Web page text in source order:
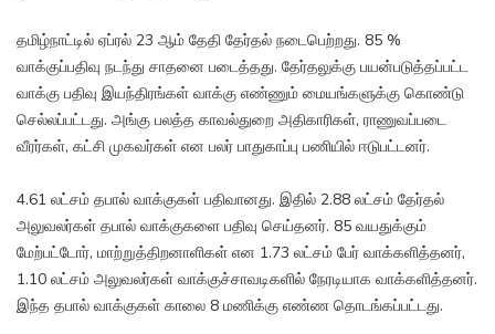
தமிழ்நாட்டில் ஏப்ரல் 23 ஆம் தேதி தேர்தல் நடைபெற்றது. 85 %
வாக்குப்பதிவு நடந்து சாதனை படைத்தது. தேர்தலுக்கு பயன்படுத்தப்பட்ட
வாக்கு பதிவு இயந்திரங்கள் வாக்கு எண்ணும் மையங்களுக்கு கொண்டு
செல்லப்பட்டது. அங்கு பலத்த காவல்துறை அதிகாரிகள், ராணுவப்படை
வீரர்கள், கட்சி முகவர்கள் என பலர் பாதுகாப்பு பணியில் ஈடுபட்டனர்.
4.61 லட்சம் தபால் வாக்குகள் பதிவானது. இதில் 2.88 லட்சம் தேர்தல்
அலுவலர்கள் தபால் வாக்குகளை பதிவு செய்தனர். 85 வயதுக்கும்
மேற்பட்டோர், மாற்றுத்திறனாளிகள் என 1.73 லட்சம் பேர் வாக்களித்தனர்,
1.10 லட்சம் அலுவலர்கள் வாக்குச்சாவடிகளில் நேரடியாக வாக்களித்தனர்.
இந்த தபால் வாக்குகள் காலை 8 மணிக்கு எண்ண தொடங்கப்பட்டது.